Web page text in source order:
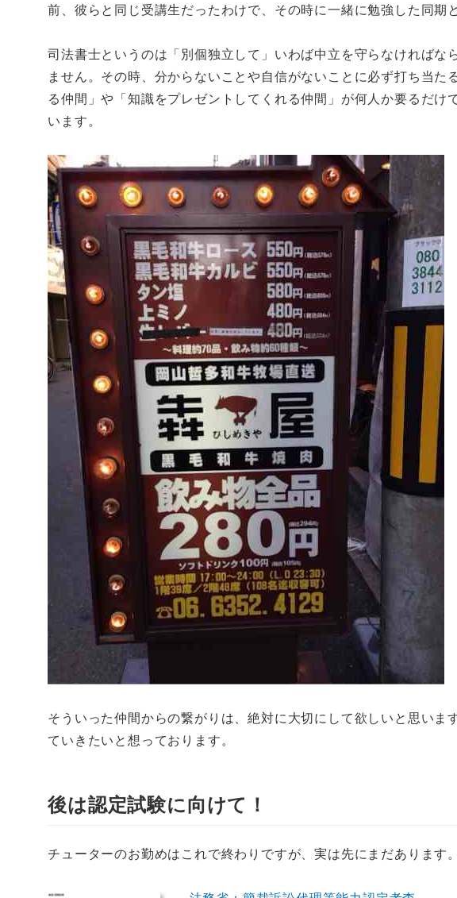
前、彼らと同じ受講生だったわけで、その時に一緒に勉強した同期
司法書士というのは「別個独立して」いわば中立を守らなければな
ません。その時、分からないことや自信がないことに必ず打ち当
る仲間」や「知識をプレゼントしてくれる仲間」が何人か要るだけ
います。
そういった仲間からの繋がりは、絶対に大切にして欲しいと思いま
ていきたいと想っております。
後は認定試験に向けて！
チューターのお勤めはこれで終わりですが、実は先にまだあります。